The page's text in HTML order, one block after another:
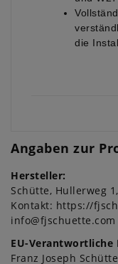
die
Angaben zur
Hersteller:
Schütte Hullerweg 1
Kontakt: https://
info@fjschuette.com
EU-Verantwortliche
Franz Joseph